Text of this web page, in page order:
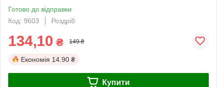
Готово до відправки
Код: 9603
Роздріб
134,10 ₴ 149 ₴
Економія 14.90 ₴
Купити